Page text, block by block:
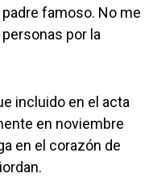
famoso. No me
por la
incluido en el acta
en noviembre
en el corazón de